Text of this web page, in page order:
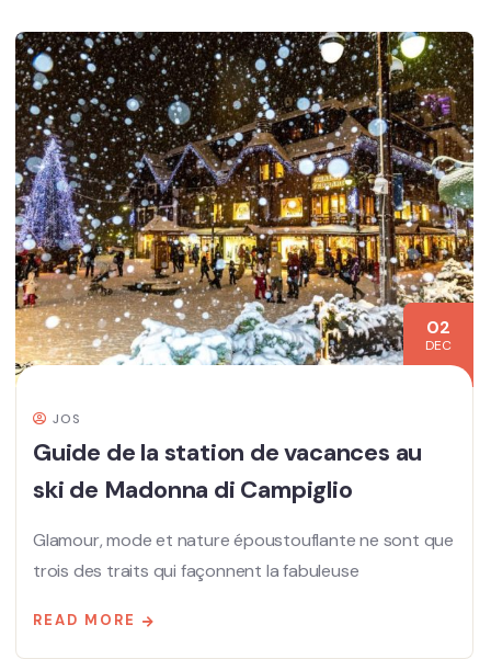
02
DEC
JOS
Guide de la station de vacances au
ski de Madonna di Campiglio
Glamour, mode et nature époustouflante ne sont que
trois des traits qui façonnent la fabuleuse
READ MORE